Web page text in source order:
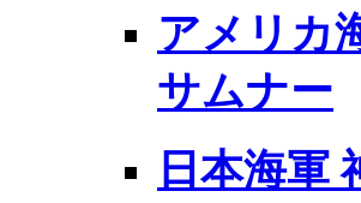
アメリカ
サムナー
日本海軍